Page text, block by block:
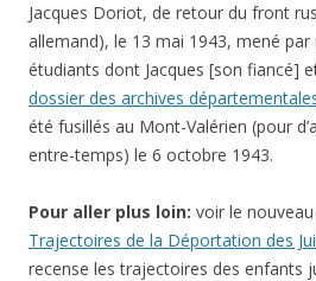
Jacques Doriot, de retour du front
allemand), le 13 mai 1943, mené par
étudiants dont Jacques [son fiancé]
dossier des archives
été fusillés au Mont-Valérien (pour
entre-temps) le 6 octobre 1943.
Pour aller plus loin: voir le
Trajectoires de la Déportation des
recense les trajectoires des enfants